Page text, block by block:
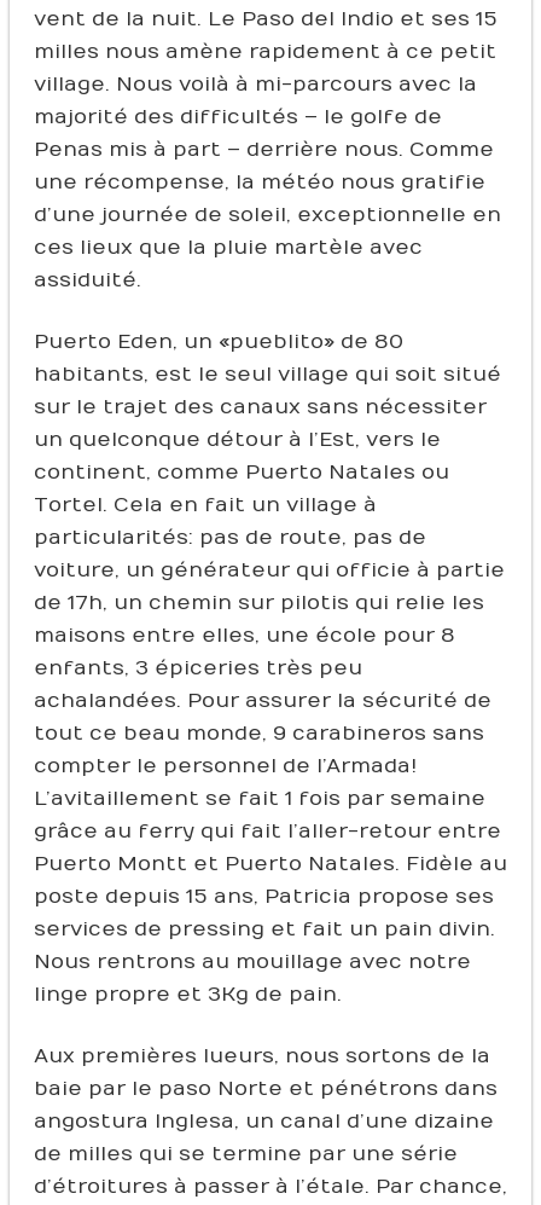
vent de la nuit. Le Paso del Indio et ses 15
milles nous amène rapidement à ce petit
village. Nous voilà à mi-parcours avec la
majorité des difficultés – le golfe de
Penas mis à part – derrière nous. Comme
une récompense, la météo nous gratifie
d’une journée de soleil, exceptionnelle en
ces lieux que la pluie martèle avec
assiduité.
Puerto Eden, un « pueblito » de 80
habitants, est le seul village qui soit situé
sur le trajet des canaux sans nécessiter
un quelconque détour à l’Est, vers le
continent, comme Puerto Natales ou
Tortel. Cela en fait un village à
particularités : pas de route, pas de
voiture, un générateur qui officie à partie
de 17h, un chemin sur pilotis qui relie les
maisons entre elles, une école pour 8
enfants, 3 épiceries très peu
achalandées. Pour assurer la sécurité de
tout ce beau monde, 9 carabineros sans
compter le personnel de l’Armada !
L’avitaillement se fait 1 fois par semaine
grâce au ferry qui fait l’aller-retour entre
Puerto Montt et Puerto Natales. Fidèle au
poste depuis 15 ans, Patricia propose ses
services de pressing et fait un pain divin.
Nous rentrons au mouillage avec notre
linge propre et 3Kg de pain.
Aux premières lueurs, nous sortons de la
baie par le paso Norte et pénétrons dans
angostura Inglesa, un canal d’une dizaine
de milles qui se termine par une série
d’étroitures à passer à l’étale. Par chance,